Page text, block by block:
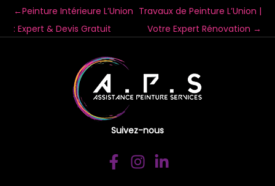
←Peinture Intérieure L’Union
: Expert & Devis Gratuit
Travaux de Peinture L’Union |
Votre Expert Rénovation →
Suivez-nous